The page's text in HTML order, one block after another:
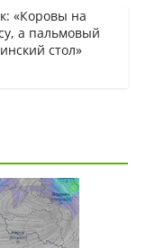
«Коровы на
а пальмовый
стол»